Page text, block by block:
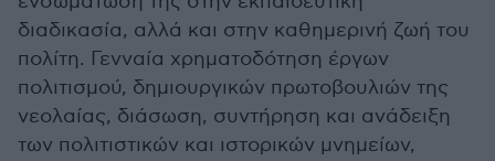
διαδικασία, αλλά και στην καθημερινή ζωή του
πολίτη. Γενναία χρηματοδότηση έργων
πολιτισμού, δημιουργικών πρωτοβουλιών της
νεολαίας, διάσωση, συντήρηση και ανάδειξη
των πολιτιστικών και ιστορικών μνημείων,